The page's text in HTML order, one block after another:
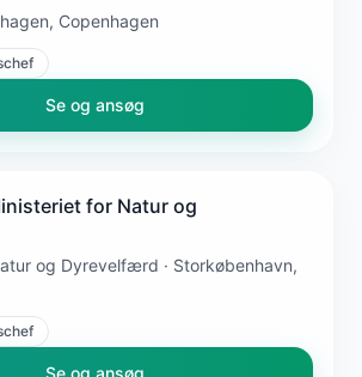
Copenhagen
Se og ansøg
for Natur og
og Dyrevelfærd · Storkøbenhavn,
Se og ansøg